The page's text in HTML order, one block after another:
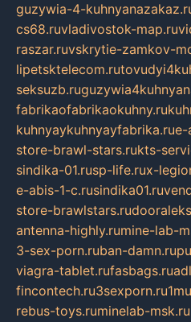
guzywia-4-
cs68.ruvladivostok-map.ru
raszar.ruvskrytie-zamkov-
lipetsktelecom.ru
seksuzb.ru
fabrikaofabrikaokuhny.ru
kuhnyaykuhnyayfabrika.rue-
store-brawl-stars.rukts-
sindika-01.rusp-life.rux-
e-abis-1-c.rusindika01.ru
store-brawlstars.ru
antenna-highly.rumine-lab-
3-sex-porn.ruban-damn.ru
viagra-tablet.rufasbags.ru
fincontech.ru3sexporn.ru
rebus-toys.ruminelab-msk.ru